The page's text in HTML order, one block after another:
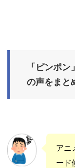
「ピンポ
の声をまと
アニ
ード